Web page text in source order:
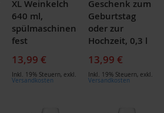
XL Weinkelch
640 ml,
spülmaschinen
fest
13,99 €
Inkl. 19% Steuern, exkl.
Versandkosten
Geschenk zum
Geburtstag
oder zur
Hochzeit, 0,3 l
13,99 €
Inkl. 19% Steuern, exkl.
Versandkosten